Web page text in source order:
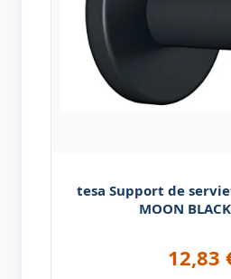
tesa Support de
MOON
12,83